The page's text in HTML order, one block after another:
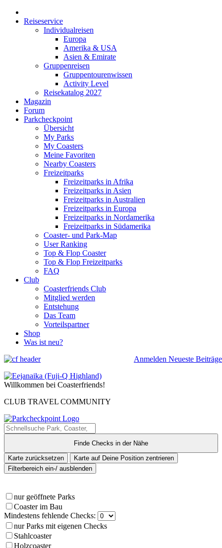
Reiseservice
Individualreisen
Europa
Amerika & USA
Asien & Emirate
Gruppenreisen
Gruppentourenwissen
Activity Level
Reisekatalog 2027
Magazin
Forum
Parkcheckpoint
Übersicht
My Parks
My Coasters
Meine Favoriten
Nearby Coasters
Freizeitparks
Freizeitparks in Afrika
Freizeitparks in Asien
Freizeitparks in Australien
Freizeitparks in Europa
Freizeitparks in Nordamerika
Freizeitparks in Südamerika
Coaster- und Park-Map
User Ranking
Top & Flop Coaster
Top & Flop Freizeitparks
FAQ
Club
Coasterfriends Club
Mitglied werden
Entstehung
Das Team
Vorteilspartner
Shop
Was ist neu?
Anmelden Neueste Beiträge
Willkommen bei Coasterfriends!
CLUB TRAVEL COMMUNITY
Finde Checks in der Nähe
Karte zurücksetzen
Karte auf Deine Position zentrieren
Filterbereich ein-/ ausblenden
nur geöffnete Parks
Coaster im Bau
Mindestens fehlende Checks:
nur Parks mit eigenen Checks
Stahlcoaster
Holzcoaster